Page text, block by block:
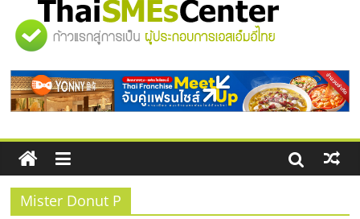
ThaiFranchise Meet Up จับคู่แฟรน
ไชส์ ครั้งที่ 8
ร้านเครื่องเสียงคุณภาพสูง พร้อม
บริษัท Cybersecurity ในไทยที่ไหนดี?
วิธีเลือกผู้ให้บริการให้คุ้มค่าและตอบ
โจทย์ธุรกิจ
"ศูนย์
รวม
ข้อมูล
ธุรกิจ
Mister Donut P